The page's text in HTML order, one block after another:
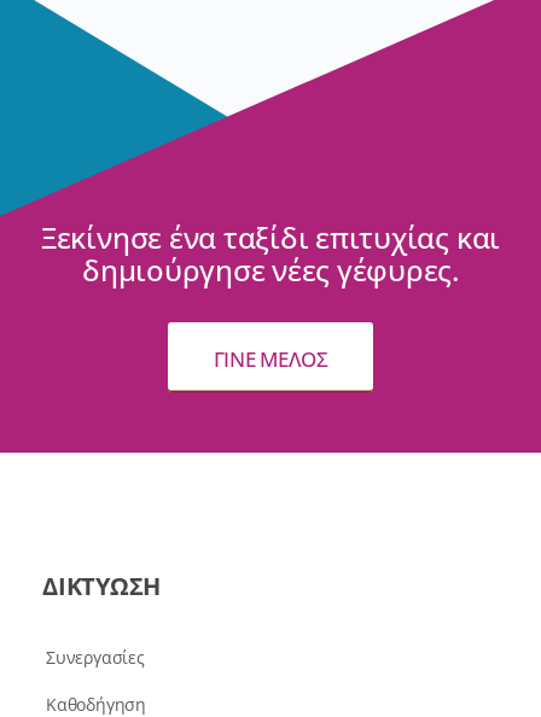
Ξεκίνησε ένα ταξίδι επιτυχίας και
δημιούργησε νέες γέφυρες.
ΓΙΝΕ ΜΕΛΟΣ
ΔΙΚΤΥΩΣΗ
Συνεργασίες
Καθοδήγηση